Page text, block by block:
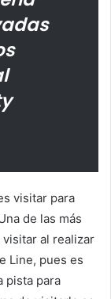
visitar para
de las más
visitar al realizar
Line, pues es
pista para